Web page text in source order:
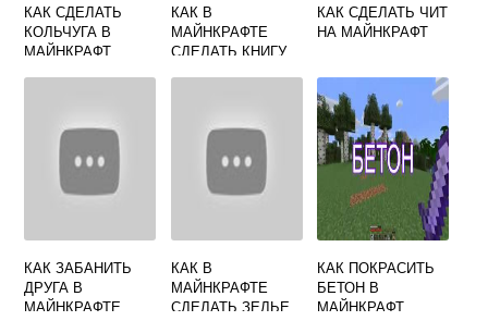
КАК СДЕЛАТЬ
КОЛЬЧУГА В
МАЙНКРАФТ
КАК В
МАЙНКРАФТЕ
СДЕЛАТЬ КНИГУ
КАК СДЕЛАТЬ ЧИТ
НА МАЙНКРАФТ
КАК ЗАБАНИТЬ
ДРУГА В
МАЙНКРАФТЕ
КАК В
МАЙНКРАФТЕ
СДЕЛАТЬ ЗЕЛЬЕ
КАК ПОКРАСИТЬ
БЕТОН В
МАЙНКРАФТ